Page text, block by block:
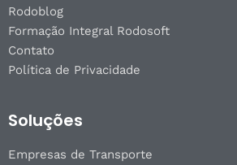
Rodoblog
Formação Integral Rodosoft
Contato
Política de Privacidade
Soluções
Empresas de Transporte